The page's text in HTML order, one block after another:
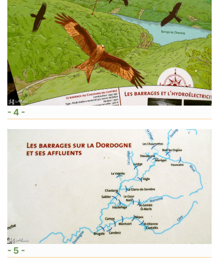
- 4 -
- 5 -